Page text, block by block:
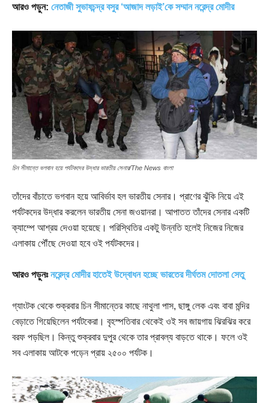
আরও পড়ুন: নেতাজী সুভাষচন্দ্র বসুর ‘আজাদ লড়াই’কে সম্মান নরেন্দ্র মোদীর
চিন সীমান্তে ভগবান হয়ে পর্যটকদের উদ্ধার ভারতীয় সেনার/The News বাংলা
তাঁদের বাঁচাতে ভগবান হয়ে আবির্ভাব হল ভারতীয় সেনার। প্রাণের ঝুঁকি নিয়ে এই
পর্যটকদের উদ্ধার করলেন ভারতীয় সেনা জওয়ানরা। আপাতত তাঁদের সেনার একটি
ক্যাম্পে আশ্রয় দেওয়া হয়েছে। পরিস্থিতির একটু উন্নতি হলেই নিজের নিজের
এলাকায় পৌঁছে দেওয়া হবে ওই পর্যটকদের।
আরও পড়ুনঃনরেন্দ্র মোদীর হাতেই উদ্বোধন হচ্ছে ভারতের দীর্ঘতম দোতলা সেতু
গ্যাংটক থেকে শুক্রবার চিন সীমান্তের কাছে নাথুলা পাস, ছাঙ্গু লেক এবং বাবা মন্দির
বেড়াতে গিয়েছিলেন পর্যটকেরা। বৃহস্পতিবার থেকেই ওই সব জায়গায় ঝিরঝির করে
বরফ পড়ছিল। কিন্তু শুক্রবার দুপুর থেকে তার প্রাবল্য বাড়তে থাকে। ফলে ওই
সব এলাকায় আটকে পড়েন প্রায় ২৫০০ পর্যটক।